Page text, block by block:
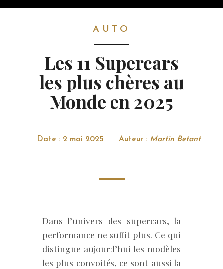
AUTO
Les 11 Supercars
les plus chères au
Monde en 2025
Date : 2 mai 2025 Auteur : Martin Betant
Dans l’univers des supercars, la
performance ne suffit plus. Ce qui
distingue aujourd’hui les modèles
les plus convoités, ce sont aussi la